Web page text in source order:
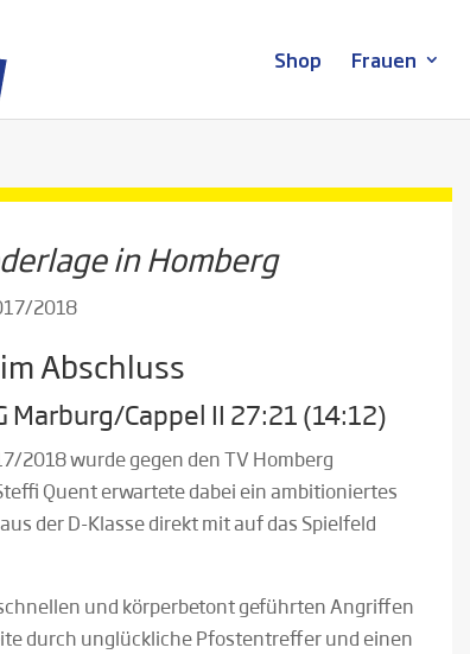
Shop Frauen
in Homberg
2018
Abschluss
Marburg/Cappel II 27:21 (14:12)
2018 wurde gegen den TV Homberg
Quent erwartete dabei ein ambitioniertes
der D-Klasse direkt mit auf das Spielfeld
und körperbetont geführten Angriffen
durch unglückliche Pfostentreffer und einen